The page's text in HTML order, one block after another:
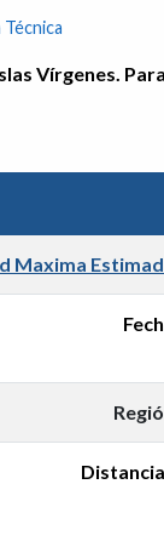
Vírgenes.
Maxima